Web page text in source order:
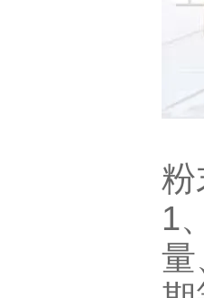
粉
1
量